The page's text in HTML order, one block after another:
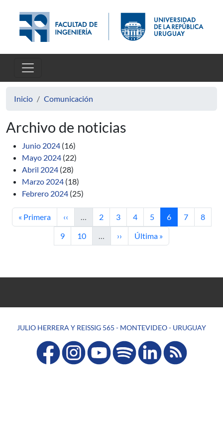
Inicio Comunicación
Archivo de noticias
Junio 2024 (16)
Mayo 2024 (22)
Abril 2024 (28)
Marzo 2024 (18)
Febrero 2024 (25)
Primera página
« Primera Página anterior
‹‹ … Página
2 Página
3 Página
4 Página
5 Página actual
6 Página
7 Página
8
Página
9 Página
10 … Siguiente página
›› Última página
Última »
JULIO HERRERA Y REISSIG 565 - MONTEVIDEO - URUGUAY